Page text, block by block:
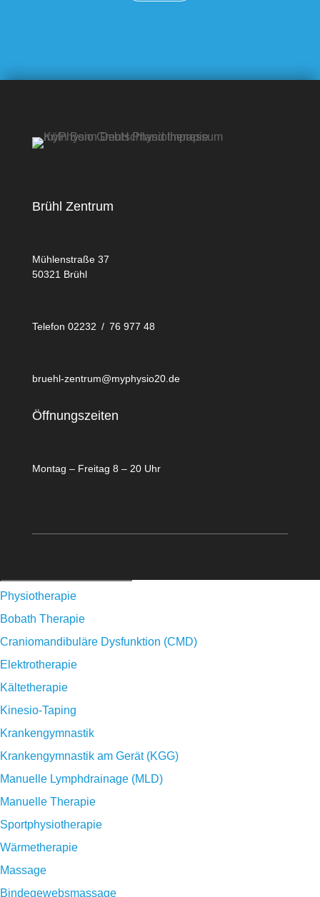
Brühl Zentrum
Mühlenstraße 37
50321 Brühl
Telefon 02232 / 76 977 48
bruehl-zentrum@myphysio20.de
Öffnungszeiten
Montag – Freitag 8 – 20 Uhr
Physiotherapie
Bobath Therapie
Craniomandibuläre Dysfunktion (CMD)
Elektrotherapie
Kältetherapie
Kinesio-Taping
Krankengymnastik
Krankengymnastik am Gerät (KGG)
Manuelle Lymphdrainage (MLD)
Manuelle Therapie
Sportphysiotherapie
Wärmetherapie
Massage
Bindegewebsmassage